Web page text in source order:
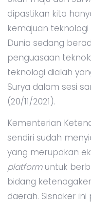
dipastikan kita
kemajuan
Dunia sedang
penguasaan
teknologi dialah
Surya dalam sesi
(20/11/2021).
Kementerian
sendiri sudah
yang merupakan
platformuntuk
bidang
daerah. Sisnaker